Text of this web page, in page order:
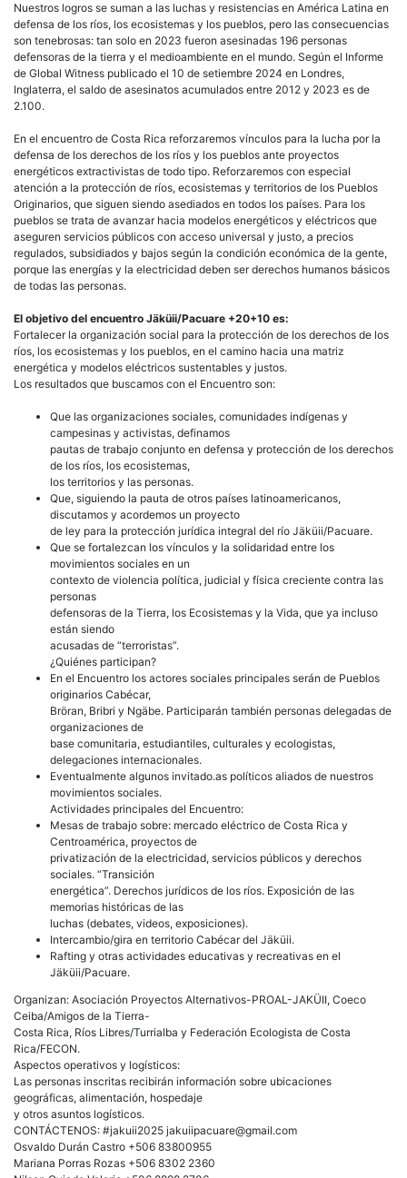
Nuestros logros se suman a las luchas y resistencias en América Latina en
defensa de los ríos, los ecosistemas y los pueblos, pero las consecuencias
son tenebrosas: tan solo en 2023 fueron asesinadas 196 personas
defensoras de la tierra y el medioambiente en el mundo. Según el Informe
de Global Witness publicado el 10 de setiembre 2024 en Londres,
Inglaterra, el saldo de asesinatos acumulados entre 2012 y 2023 es de
2.100.
En el encuentro de Costa Rica reforzaremos vínculos para la lucha por la
defensa de los derechos de los ríos y los pueblos ante proyectos
energéticos extractivistas de todo tipo. Reforzaremos con especial
atención a la protección de ríos, ecosistemas y territorios de los Pueblos
Originarios, que siguen siendo asediados en todos los países. Para los
pueblos se trata de avanzar hacia modelos energéticos y eléctricos que
aseguren servicios públicos con acceso universal y justo, a precios
regulados, subsidiados y bajos según la condición económica de la gente,
porque las energías y la electricidad deben ser derechos humanos básicos
de todas las personas.
El objetivo del encuentro Jäküii/Pacuare +20+10 es:
Fortalecer la organización social para la protección de los derechos de los
ríos, los ecosistemas y los pueblos, en el camino hacia una matriz
energética y modelos eléctricos sustentables y justos.
Los resultados que buscamos con el Encuentro son:
Que las organizaciones sociales, comunidades indígenas y
campesinas y activistas, definamos
pautas de trabajo conjunto en defensa y protección de los derechos
de los ríos, los ecosistemas,
los territorios y las personas.
Que, siguiendo la pauta de otros países latinoamericanos,
discutamos y acordemos un proyecto
de ley para la protección jurídica integral del río Jäküii/Pacuare.
Que se fortalezcan los vínculos y la solidaridad entre los
movimientos sociales en un
contexto de violencia política, judicial y física creciente contra las
personas
defensoras de la Tierra, los Ecosistemas y la Vida, que ya incluso
están siendo
acusadas de “terroristas”.
¿Quiénes participan?
En el Encuentro los actores sociales principales serán de Pueblos
originarios Cabécar,
Bröran, Bribri y Ngäbe. Participarán también personas delegadas de
organizaciones de
base comunitaria, estudiantiles, culturales y ecologistas,
delegaciones internacionales.
Eventualmente algunos invitado.as políticos aliados de nuestros
movimientos sociales.
Actividades principales del Encuentro:
Mesas de trabajo sobre: mercado eléctrico de Costa Rica y
Centroamérica, proyectos de
privatización de la electricidad, servicios públicos y derechos
sociales. “Transición
energética”. Derechos jurídicos de los ríos. Exposición de las
memorias históricas de las
luchas (debates, videos, exposiciones).
Intercambio/gira en territorio Cabécar del Jäküii.
Rafting y otras actividades educativas y recreativas en el
Jäküii/Pacuare.
Organizan: Asociación Proyectos Alternativos-PROAL-JAKÜII, Coeco
Ceiba/Amigos de la Tierra-
Costa Rica, Ríos Libres/Turrialba y Federación Ecologista de Costa
Rica/FECON.
Aspectos operativos y logísticos:
Las personas inscritas recibirán información sobre ubicaciones
geográficas, alimentación, hospedaje
y otros asuntos logísticos.
CONTÁCTENOS: #jakuii2025 jakuiipacuare@gmail.com
Osvaldo Durán Castro +506 83800955
Mariana Porras Rozas +506 8302 2360